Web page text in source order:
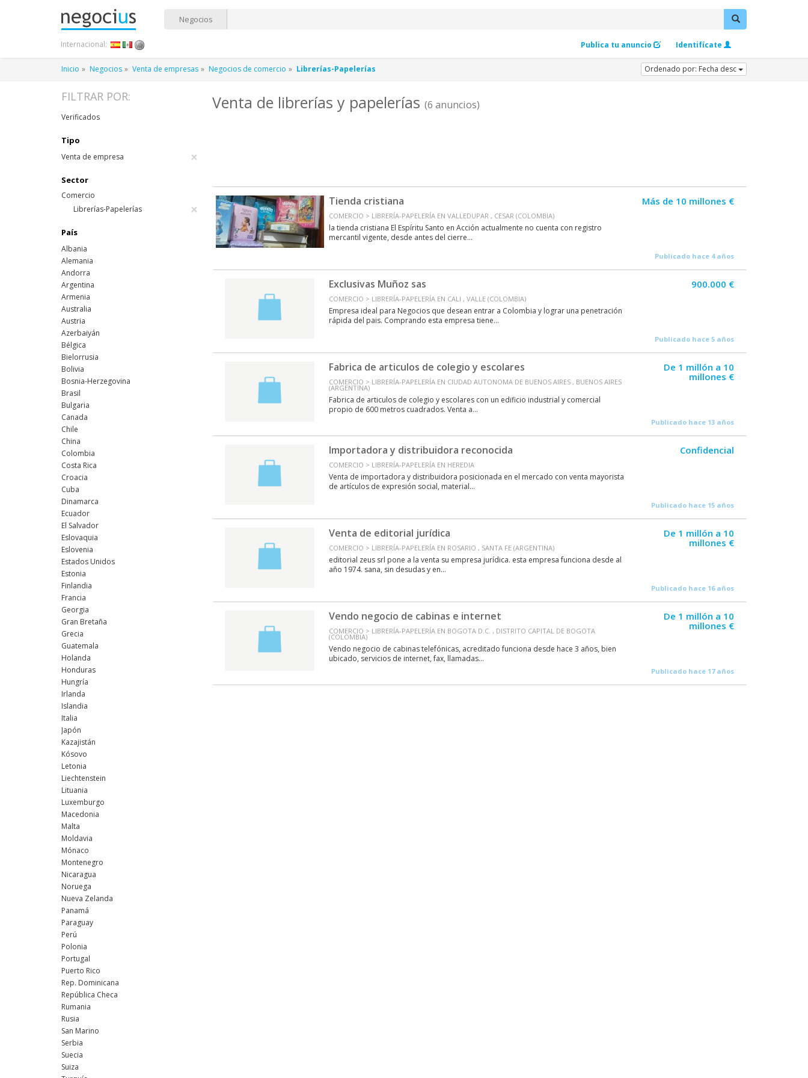
Negocios
Publica tu anuncio Identifícate
Internacional:
Inicio Negocios Venta de empresas Negocios de comercio Librerías-Papelerías Ordenado por: Fecha desc
Venta de librerías y papelerías (6 anuncios)
Tienda cristiana
COMERCIO > LIBRERÍA-PAPELERÍA EN VALLEDUPAR , CESAR (COLOMBIA)
la tienda cristiana El Espíritu Santo en Acción actualmente no cuenta con registro
mercantil vigente, desde antes del cierre...
Más de 10 millones €
Publicado hace 4 años
Exclusivas Muñoz sas
COMERCIO > LIBRERÍA-PAPELERÍA EN CALI , VALLE (COLOMBIA)
Empresa ideal para Negocios que desean entrar a Colombia y lograr una penetración
rápida del pais. Comprando esta empresa tiene...
900.000 €
Publicado hace 5 años
Fabrica de articulos de colegio y escolares
COMERCIO > LIBRERÍA-PAPELERÍA EN CIUDAD AUTONOMA DE BUENOS AIRES , BUENOS AIRES
(ARGENTINA)
Fabrica de articulos de colegio y escolares con un edificio industrial y comercial
propio de 600 metros cuadrados. Venta a...
De 1 millón a 10
millones €
Publicado hace 13 años
Importadora y distribuidora reconocida
COMERCIO > LIBRERÍA-PAPELERÍA EN HEREDIA
Venta de importadora y distribuidora posicionada en el mercado con venta mayorista
de artículos de expresión social, material...
Confidencial
Publicado hace 15 años
Venta de editorial jurídica
COMERCIO > LIBRERÍA-PAPELERÍA EN ROSARIO , SANTA FE (ARGENTINA)
editorial zeus srl pone a la venta su empresa jurídica. esta empresa funciona desde al
año 1974. sana, sin desudas y en...
De 1 millón a 10
millones €
Publicado hace 16 años
Vendo negocio de cabinas e internet
COMERCIO > LIBRERÍA-PAPELERÍA EN BOGOTA D.C. , DISTRITO CAPITAL DE BOGOTA
(COLOMBIA)
Vendo negocio de cabinas telefónicas, acreditado funciona desde hace 3 años, bien
ubicado, servicios de internet, fax, llamadas...
De 1 millón a 10
millones €
Publicado hace 17 años
FILTRAR POR:
Verificados
Tipo
Venta de empresa ×
Sector
Comercio
Librerías-Papelerías
×
País
Albania
Alemania
Andorra
Argentina
Armenia
Australia
Austria
Azerbaiyán
Bélgica
Bielorrusia
Bolivia
Bosnia-Herzegovina
Brasil
Bulgaria
Canada
Chile
China
Colombia
Costa Rica
Croacia
Cuba
Dinamarca
Ecuador
El Salvador
Eslovaquia
Eslovenia
Estados Unidos
Estonia
Finlandia
Francia
Georgia
Gran Bretaña
Grecia
Guatemala
Holanda
Honduras
Hungría
Irlanda
Islandia
Italia
Japón
Kazajistán
Kósovo
Letonia
Liechtenstein
Lituania
Luxemburgo
Macedonia
Malta
Moldavia
Mónaco
Montenegro
Nicaragua
Noruega
Nueva Zelanda
Panamá
Paraguay
Perú
Polonia
Portugal
Puerto Rico
Rep. Dominicana
República Checa
Rumania
Rusia
San Marino
Serbia
Suecia
Suiza